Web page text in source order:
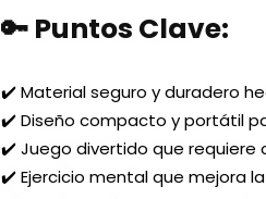
🔑 Puntos Clave:
✔️ Material seguro y duradero
✔️ Diseño compacto y portátil
✔️ Juego divertido que requiere
✔️ Ejercicio mental que mejora